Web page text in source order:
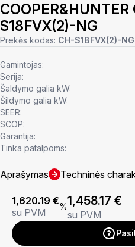
COOPER&HUNTER
S18FVX(2)-NG
Prekės kodas: CH-S18FVX(2)-NG
Gamintojas:
Serija:
Šaldymo galia kW:
Šildymo galia kW:
SEER:
SCOP:
Garantija:
Tinka patalpoms:
Aprašymas Techninės
1,620.19 €
su PVM
%1,458.17 €
su PVM